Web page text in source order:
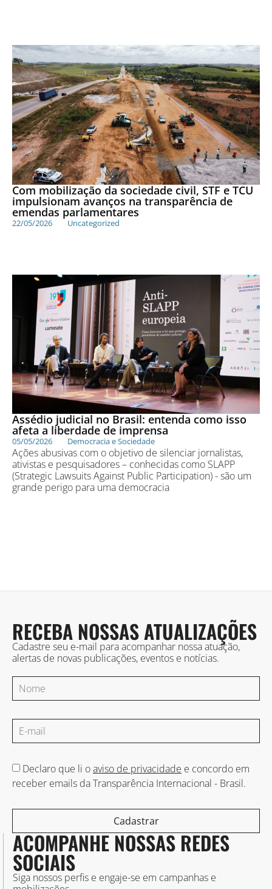
Com mobilização da sociedade civil, STF e TCU
impulsionam avanços na transparência de
emendas parlamentares
22/05/2026 Uncategorized
Assédio judicial no Brasil: entenda como isso
afeta a liberdade de imprensa
05/05/2026 Democracia e Sociedade
Ações abusivas com o objetivo de silenciar jornalistas,
ativistas e pesquisadores – conhecidas como SLAPP
(Strategic Lawsuits Against Public Participation) - são um
grande perigo para uma democracia
RECEBA NOSSAS ATUALIZAÇÕES
Cadastre seu e-mail para acompanhar nossa atuação,
alertas de novas publicações, eventos e notícias.
Declaro que li oaviso de privacidade e concordo em
receber emails da Transparência Internacional - Brasil.
Cadastrar
ACOMPANHE NOSSAS REDES
SOCIAIS
Siga nossos perfis e engaje-se em campanhas e